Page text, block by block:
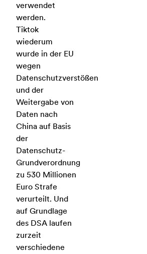
verwendet
werden.
Tiktok
wiederum
wurde in der EU
wegen
Datenschutzverstößen
und der
Weitergabe von
Daten nach
China auf Basis
der
Datenschutz-
Grundverordnung
zu 530 Millionen
Euro Strafe
verurteilt. Und
auf Grundlage
des DSA laufen
zurzeit
verschiedene